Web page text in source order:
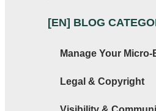
[EN] BLOG
Manage Your
Legal & Copyright